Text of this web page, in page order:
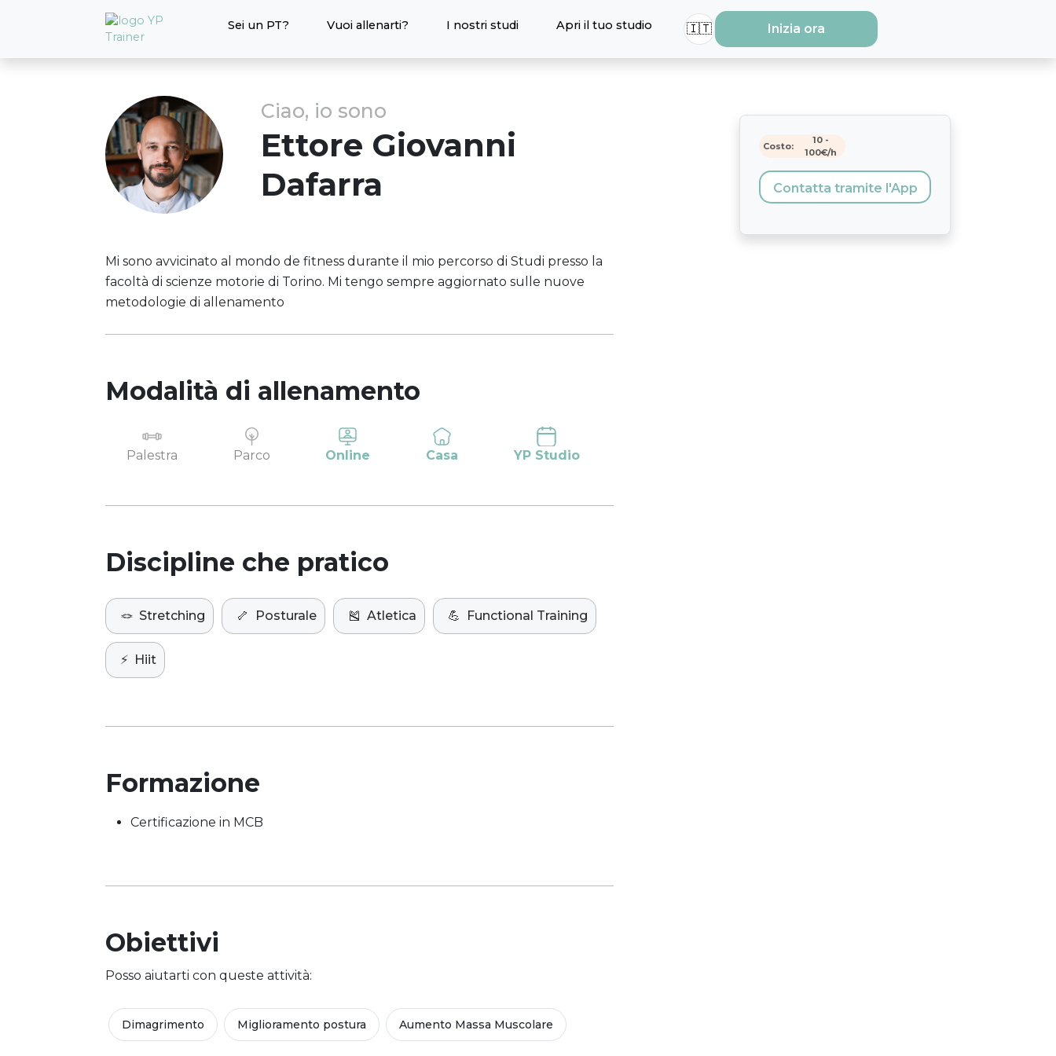
Sei un PT? Vuoi allenarti? I nostri studi Apri il tuo studio 🇮🇹 Inizia ora
Ciao, io sono
Ettore Giovanni
Dafarra
Mi sono avvicinato al mondo de fitness durante il mio percorso di Studi presso la
facoltà di scienze motorie di Torino. Mi tengo sempre aggiornato sulle nuove
metodologie di allenamento
Modalità di allenamento
Palestra Parco Online Casa YP Studio
Discipline che pratico
🪢 Stretching 🦴 Posturale 🎽 Atletica 💪 Functional Training
⚡️ Hiit
Formazione
Certificazione in MCB
Obiettivi
Posso aiutarti con queste attività:
Dimagrimento Miglioramento postura Aumento Massa Muscolare
Costo:
10-
100€/h
Contatta tramite l'App